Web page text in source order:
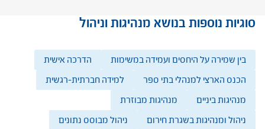
סוגיות נוספות בנושא מנהיגות וניהול
בין שמירה על היחסים ועמידה במשימות
הדרכה אישית
הכנס הארצי למנהלי בתי ספר
למידה חברתית-רגשית
מנהיגות ביניים
מנהיגות מבוזרת
ניהול ומנהיגות בשגרת חירום
ניהול מבוסס נתונים